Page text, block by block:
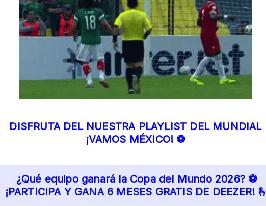
DISFRUTA DEL NUESTRA PLAYLIST DEL MUNDIAL
¡VAMOS MÉXICO! ⚽
¿Qué equipo ganará la Copa del Mundo 2026? ⚽
¡PARTICIPA Y GANA 6 MESES GRATIS DE DEEZER! 🫰